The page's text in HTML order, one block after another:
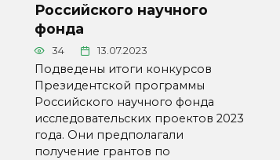
Российского научного
фонда
34 13.07.2023
Подведены итоги конкурсов
Президентской программы
Российского научного фонда
исследовательских проектов 2023
года. Они предполагали
получение грантов по